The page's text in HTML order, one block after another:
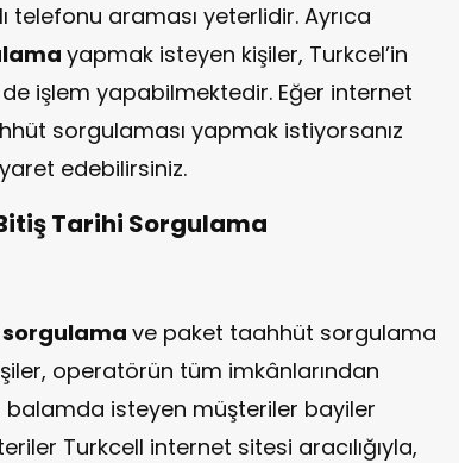
telefonu araması yeterlidir. Ayrıca
yapmak isteyen kişiler, Turkcel’in
işlem yapabilmektedir. Eğer internet
sorgulaması yapmak istiyorsanız
edebilirsiniz.
Tarihi Sorgulama
ve paket taahhüt sorgulama
operatörün tüm imkânlarından
isteyen müşteriler bayiler
Turkcell internet sitesi aracılığıyla,